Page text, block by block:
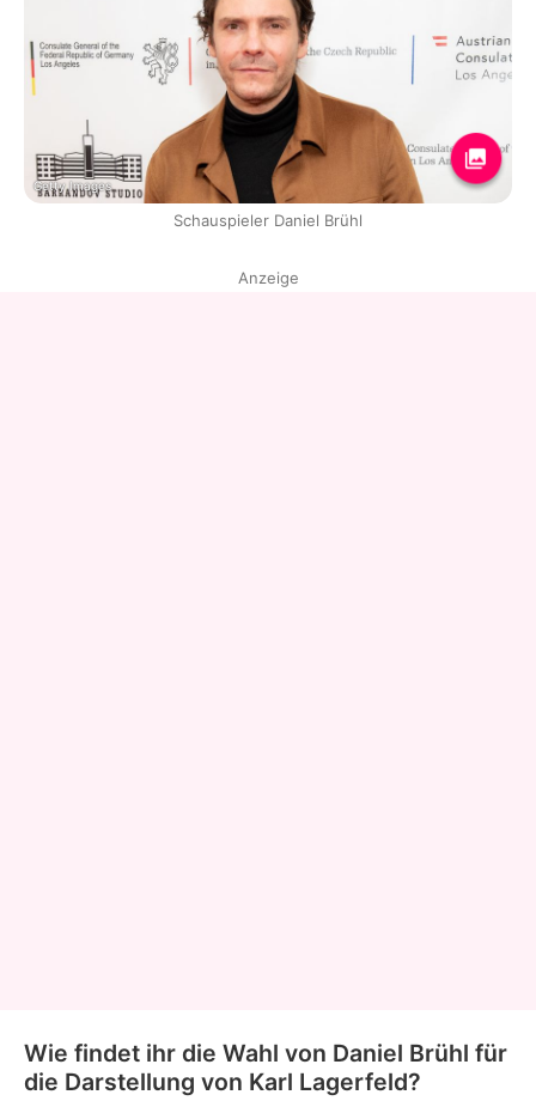
Getty Images
Schauspieler Daniel Brühl
Anzeige
Wie findet ihr die Wahl von Daniel Brühl für
die Darstellung von Karl Lagerfeld?